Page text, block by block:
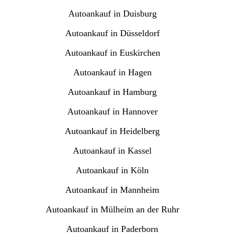
Autoankauf in Duisburg
Autoankauf in Düsseldorf
Autoankauf in Euskirchen
Autoankauf in Hagen
Autoankauf in Hamburg
Autoankauf in Hannover
Autoankauf in Heidelberg
Autoankauf in Kassel
Autoankauf in Köln
Autoankauf in Mannheim
Autoankauf in Mülheim an der Ruhr
Autoankauf in Paderborn